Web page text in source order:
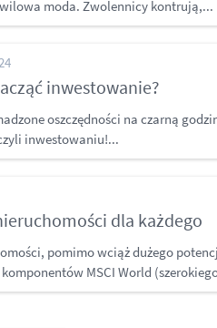
moda. Zwolennicy kontrują,...
inwestowanie?
oszczędności na czarną
inwestowaniu!...
dla każdego
pomimo wciąż dużego
MSCI World